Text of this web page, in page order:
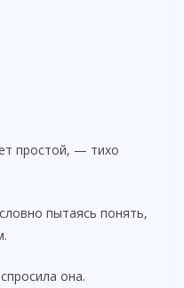
простой, — тихо
пытаясь понять,
она.